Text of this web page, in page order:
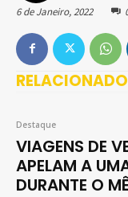
6 de Janeiro, 2022
Destaque
VIAGENS DE
APELAM A
DURANTE O